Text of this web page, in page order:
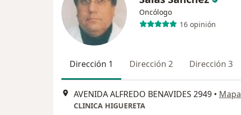
Oncólogo
16 opinión
Dirección 1 Dirección 2 Dirección 3
AVENIDA ALFREDO BENAVIDES 2949 • Mapa
CLINICA HIGUERETA